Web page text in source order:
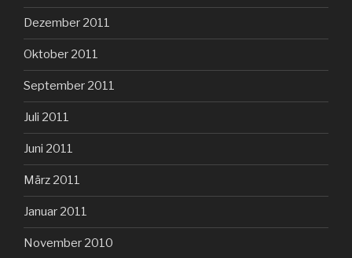
Dezember 2011
Oktober 2011
September 2011
Juli 2011
Juni 2011
März 2011
Januar 2011
November 2010